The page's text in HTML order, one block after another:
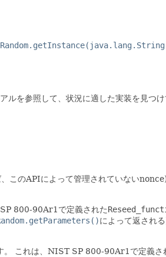
ルを参照して、状況に適した実装を見つけ
このAPIによって管理されていない
800-90Ar1で定義された
によって返され
これは、NIST SP 800-90Ar1で定義さ